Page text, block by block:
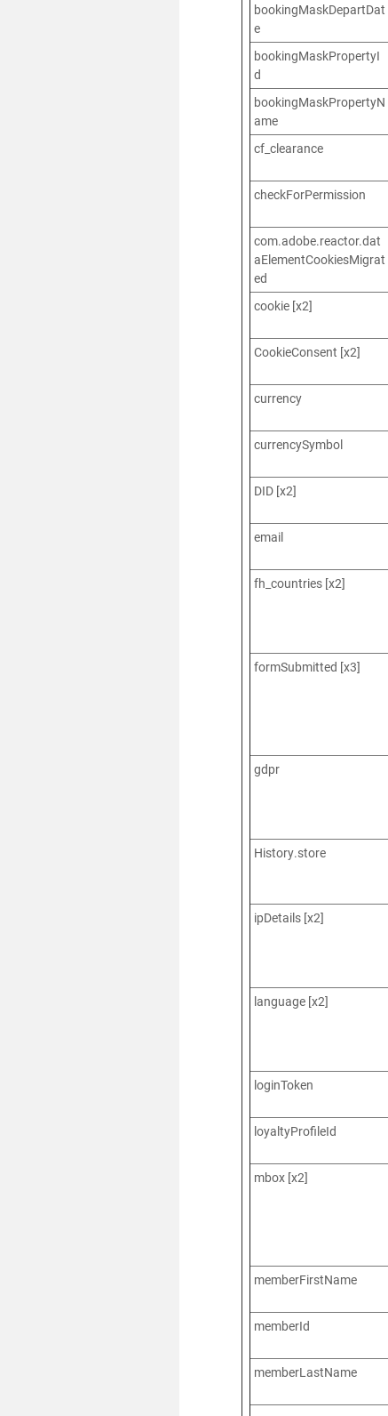
bookingMaskDepartDat
e
bookingMaskPropertyI
d
bookingMaskPropertyN
ame
cf_clearance
checkForPermission
com.adobe.reactor.dat
aElementCookiesMigrat
ed
cookie [x2]
CookieConsent [x2]
currency
currencySymbol
DID [x2]
email
fh_countries [x2]
formSubmitted [x3]
gdpr
History.store
ipDetails [x2]
language [x2]
loginToken
loyaltyProfileId
mbox [x2]
memberFirstName
memberId
memberLastName